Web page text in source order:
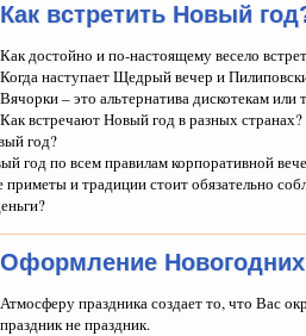
Как встретить Новый
Как достойно и по-настоящему весело
Когда наступает Щедрый вечер и
Вячорки – это альтернатива дискотекам или
Как встречают Новый год в разных странах?
год?
год по всем правилам корпоративной
приметы и традиции стоит обязательно
Оформление Новогодних
Атмосферу праздника создает то, что Вас
праздник не праздник.